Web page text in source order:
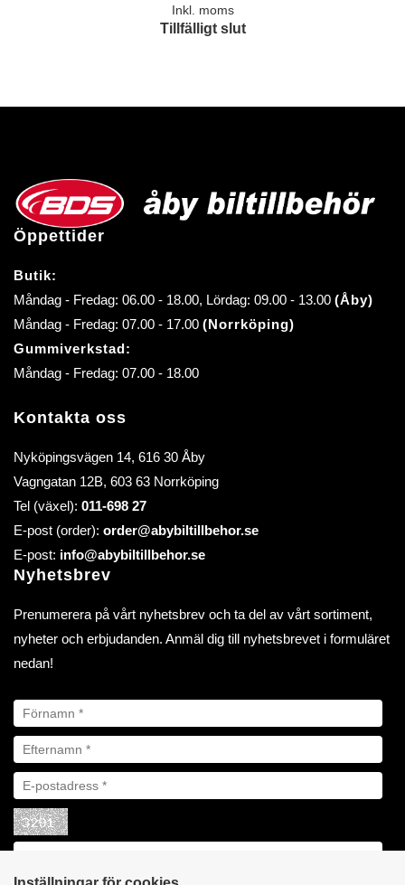
Inkl. moms
Tillfälligt slut
Öppettider
Butik:
Måndag - Fredag: 06.00 - 18.00, Lördag: 09.00 - 13.00 (Åby)
Måndag - Fredag: 07.00 - 17.00 (Norrköping)
Gummiverkstad:
Måndag - Fredag: 07.00 - 18.00
Kontakta oss
Nyköpingsvägen 14, 616 30 Åby
Vagngatan 12B, 603 63 Norrköping
Tel (växel): 011-698 27
E-post (order): order@abybiltillbehor.se
E-post: info@abybiltillbehor.se
Nyhetsbrev
Prenumerera på vårt nyhetsbrev och ta del av vårt sortiment,
nyheter och erbjudanden. Anmäl dig till nyhetsbrevet i formuläret
nedan!